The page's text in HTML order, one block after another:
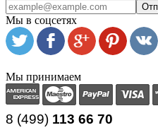
Мы в соцсетях
Мы принимаем
8 (499) 113 66 70